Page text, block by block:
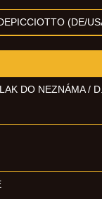
(DE/
DO NEZNÁMA /